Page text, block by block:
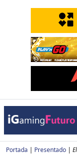
Portada | Presentado |